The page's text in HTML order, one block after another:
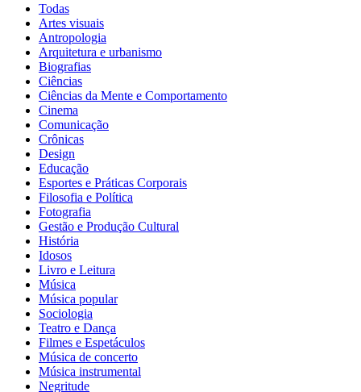
Todas
Artes visuais
Antropologia
Arquitetura e urbanismo
Biografias
Ciências
Ciências da Mente e Comportamento
Cinema
Comunicação
Crônicas
Design
Educação
Esportes e Práticas Corporais
Filosofia e Política
Fotografia
Gestão e Produção Cultural
História
Idosos
Livro e Leitura
Música
Música popular
Sociologia
Teatro e Dança
Filmes e Espetáculos
Música de concerto
Música instrumental
Negritude